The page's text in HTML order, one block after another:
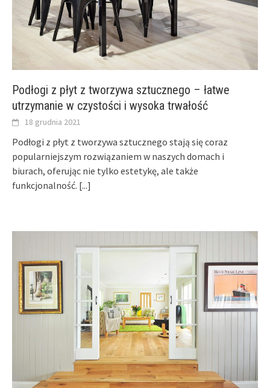
Podłogi z płyt z tworzywa sztucznego – łatwe
utrzymanie w czystości i wysoka trwałość
18 grudnia 2021
Podłogi z płyt z tworzywa sztucznego stają się coraz
popularniejszym rozwiązaniem w naszych domach i
biurach, oferując nie tylko estetykę, ale także
funkcjonalność. [...]